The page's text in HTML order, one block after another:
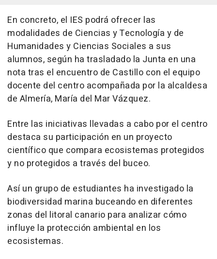
En concreto, el IES podrá ofrecer las
modalidades de Ciencias y Tecnología y de
Humanidades y Ciencias Sociales a sus
alumnos, según ha trasladado la Junta en una
nota tras el encuentro de Castillo con el equipo
docente del centro acompañada por la alcaldesa
de Almería, María del Mar Vázquez.
Entre las iniciativas llevadas a cabo por el centro
destaca su participación en un proyecto
científico que compara ecosistemas protegidos
y no protegidos a través del buceo.
Así un grupo de estudiantes ha investigado la
biodiversidad marina buceando en diferentes
zonas del litoral canario para analizar cómo
influye la protección ambiental en los
ecosistemas.